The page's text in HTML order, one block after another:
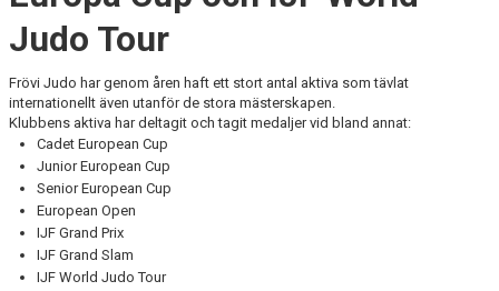
Judo Tour
Frövi Judo har genom åren haft ett stort antal aktiva som tävlat
internationellt även utanför de stora mästerskapen.
Klubbens aktiva har deltagit och tagit medaljer vid bland annat:
Cadet European Cup
Junior European Cup
Senior European Cup
European Open
IJF Grand Prix
IJF Grand Slam
IJF World Judo Tour